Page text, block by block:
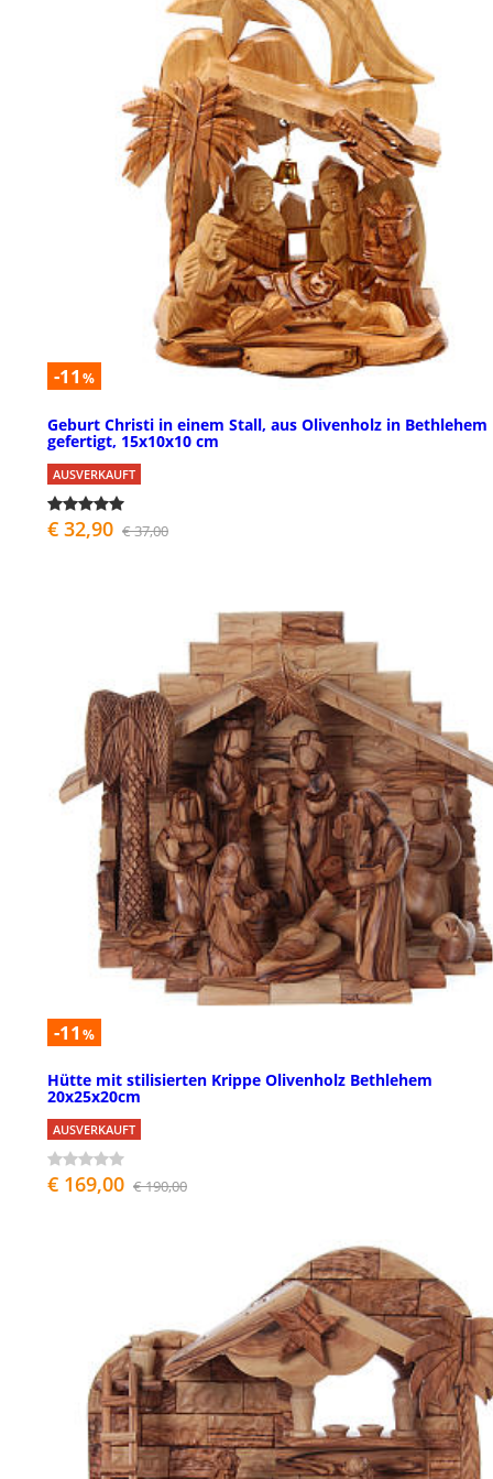
-11 %
Geburt Christi in einem Stall, aus Olivenholz in Bethlehem
gefertigt, 15x10x10 cm
AUSVERKAUFT
€ 32,90 € 37,00
-11 %
Hütte mit stilisierten Krippe Olivenholz Bethlehem
20x25x20cm
AUSVERKAUFT
€ 169,00 € 190,00